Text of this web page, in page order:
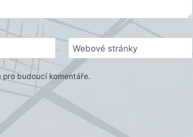
Webové stránky
budoucí komentáře.